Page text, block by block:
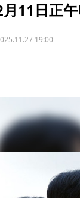
11日正
19:00